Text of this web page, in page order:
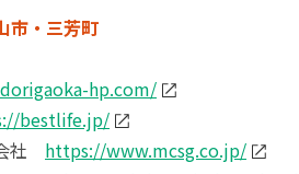
市・三芳町
hp.com/
bestlife.jp/
社 https://www.mcsg.co.jp/